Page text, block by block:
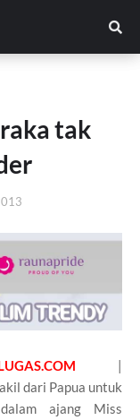
tak
|
dari Papua untuk
ajang Miss